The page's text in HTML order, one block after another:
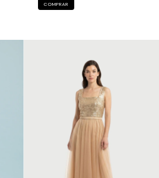
COMPRAR